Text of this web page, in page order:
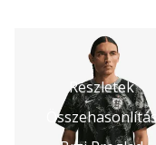
Részletek
Összehasonlítás